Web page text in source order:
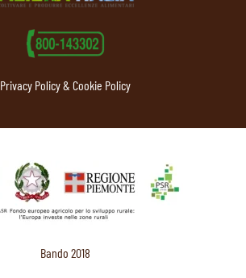
Privacy Policy & Cookie Policy
Bando 2018